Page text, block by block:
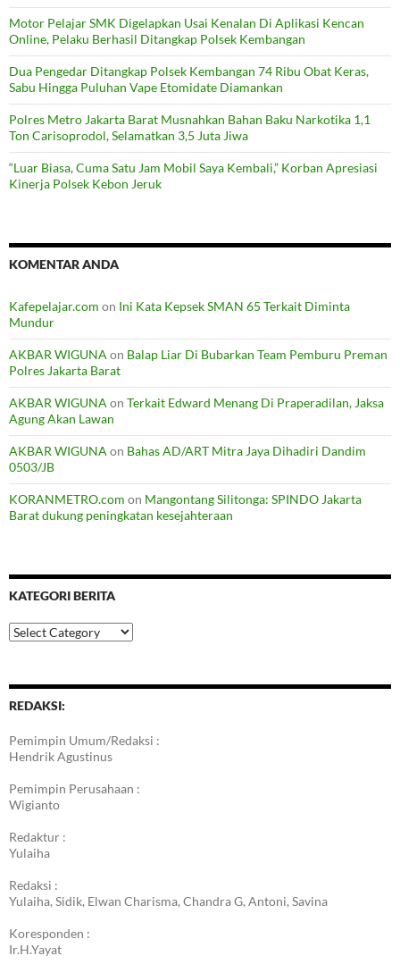
Motor Pelajar SMK Digelapkan Usai Kenalan Di Aplikasi Kencan
Online, Pelaku Berhasil Ditangkap Polsek Kembangan
Dua Pengedar Ditangkap Polsek Kembangan 74 Ribu Obat Keras,
Sabu Hingga Puluhan Vape Etomidate Diamankan
Polres Metro Jakarta Barat Musnahkan Bahan Baku Narkotika 1,1
Ton Carisoprodol, Selamatkan 3,5 Juta Jiwa
“Luar Biasa, Cuma Satu Jam Mobil Saya Kembali,” Korban Apresiasi
Kinerja Polsek Kebon Jeruk
KOMENTAR ANDA
Kafepelajar.com on Ini Kata Kepsek SMAN 65 Terkait Diminta
Mundur
AKBAR WIGUNA on Balap Liar Di Bubarkan Team Pemburu Preman
Polres Jakarta Barat
AKBAR WIGUNA on Terkait Edward Menang Di Praperadilan, Jaksa
Agung Akan Lawan
AKBAR WIGUNA on Bahas AD/ART Mitra Jaya Dihadiri Dandim
0503/JB
KORANMETRO.com on Mangontang Silitonga: SPINDO Jakarta
Barat dukung peningkatan kesejahteraan
KATEGORI BERITA
Kategori
Berita
REDAKSI:
Pemimpin Umum/Redaksi :
Hendrik Agustinus
Pemimpin Perusahaan :
Wigianto
Redaktur :
Yulaiha
Redaksi :
Yulaiha, Sidik, Elwan Charisma, Chandra G, Antoni, Savina
Koresponden :
Ir.H.Yayat